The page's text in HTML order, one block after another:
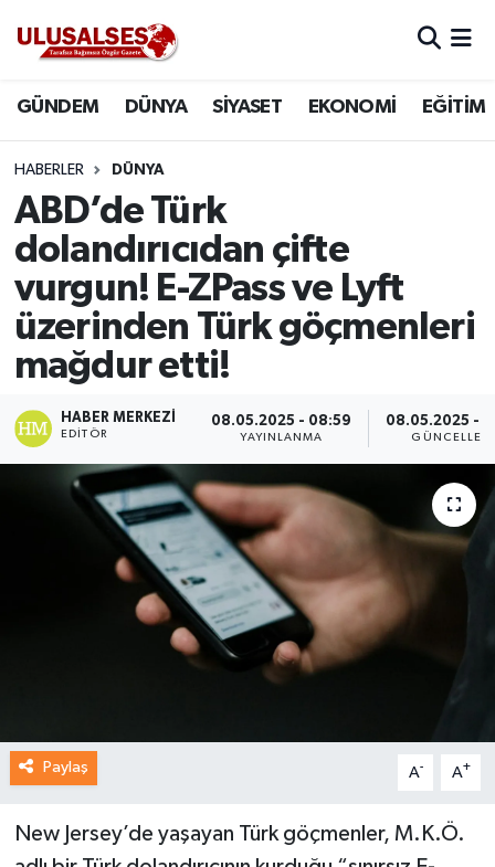
GÜNDEM DÜNYA SİYASET EKONOMİ EĞİTİM
HABERLER DÜNYA
ABD’de Türk
dolandırıcıdan çifte
vurgun! E-ZPass ve Lyft
üzerinden Türk göçmenleri
mağdur etti!
HABER MERKEZI
EDITÖR
08.05.2025 - 08:59
YAYINLANMA
08.05.2025 -
Paylaş A- A+
New Jersey’de yaşayan Türk göçmenler, M.K.Ö.
DÜNYA
SİYASET
EKONOMİ
EĞİTİM
SAĞLIK
MAGAZİN
SPOR
Trafik Durumu
Süper Lig Puan Durumu ve Fikstür
Tüm Manşetler
Son Dakika Haberleri
Haber Arşivi